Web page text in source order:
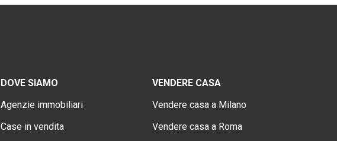
DOVE SIAMO
Agenzie immobiliari
Case in vendita
VENDERE CASA
Vendere casa a Milano
Vendere casa a Roma